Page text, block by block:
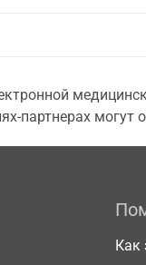
партнерах могут
Как